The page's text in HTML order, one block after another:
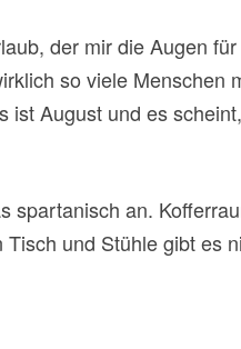
der mir die Augen
so viele Menschen
ist August und es
spartanisch an.
und Stühle gibt es